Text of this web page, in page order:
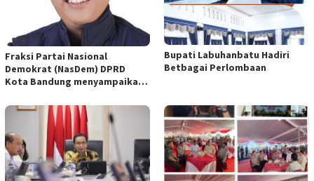
Fraksi Partai Nasional
Demokrat (NasDem) DPRD
Kota Bandung menyampaikan
empat Rancangan Peraturan
Daerah (Raperda) yang
diajukan Pemerintah Kota
Bandung
Bupati Labuhanbatu Hadiri
Betbagai Perlombaan